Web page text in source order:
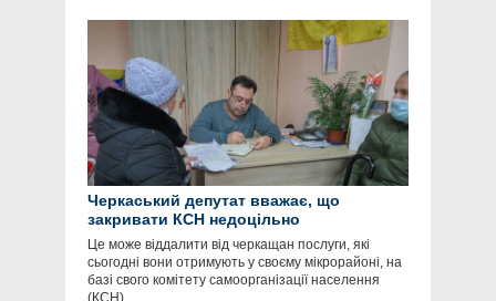
Черкаський депутат вважає, що
закривати КСН недоцільно
Це може віддалити від черкащан послуги, які
сьогодні вони отримують у своєму мікрорайоні, на
базі свого комітету самоорганізації населення